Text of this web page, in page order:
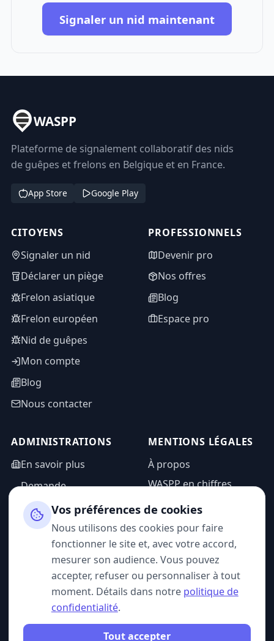
Signaler un nid maintenant
WASPP
Plateforme de signalement collaboratif des nids
de guêpes et frelons en Belgique et en France.
App Store Google Play
CITOYENS
Signaler un nid
Déclarer un piège
Frelon asiatique
Frelon européen
Nid de guêpes
Mon compte
Blog
Nous contacter
PROFESSIONNELS
Devenir pro
Nos offres
Blog
Espace pro
ADMINISTRATIONS
En savoir plus
Demande
d'information
Espace admin
MENTIONS LÉGALES
À propos
WASPP en chiffres
Mentions légales
Politique de
confidentialité
CGU
SUIVEZ-NOUS
Vos préférences de cookies
Nous utilisons des cookies pour faire
fonctionner le site et, avec votre accord,
mesurer son audience. Vous pouvez
accepter, refuser ou personnaliser à tout
moment. Détails dans notre politique de
confidentialité.
Tout accepter